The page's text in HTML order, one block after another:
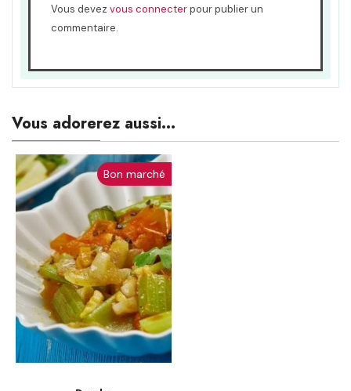
Vous devez vous connecterpour publier un
commentaire.
Vous adorerez aussi...
Bon marché